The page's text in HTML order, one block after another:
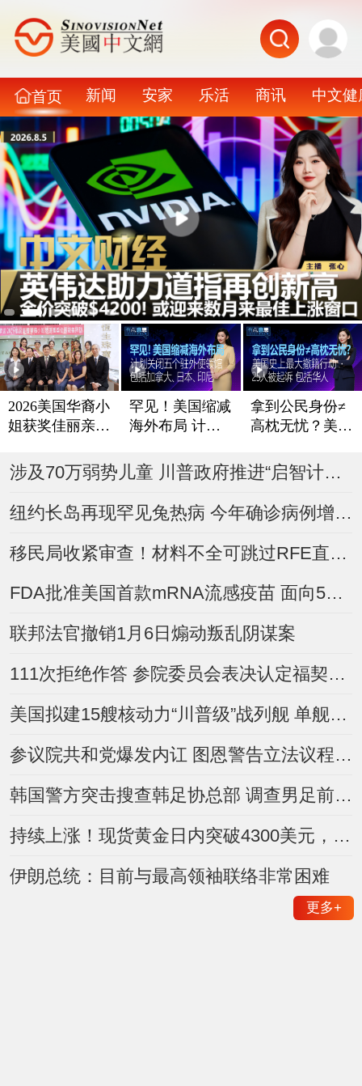
首页 新闻 安家 乐活 商讯 中文健
2026美国华裔小
姐获奖佳丽亲善
宝
罕见！美国缩减
海外布局 计划
领馆 包括加拿
大、日本、印尼
拿到公民身份≠
高枕无忧？美国
动 25人被起诉
包括华人
涉及70万弱势儿童 川普政府推进“启智计划”改革
纽约长岛再现罕见兔热病 今年确诊病例增至4例
移民局收紧审查！材料不全可跳过RFE直接拒批
FDA批准美国首款mRNA流感疫苗 面向50岁以上人群
联邦法官撤销1月6日煽动叛乱阴谋案
111次拒绝作答 参院委员会表决认定福契藐视国会
美国拟建15艘核动力“川普级”战列舰 单舰平均造价180亿美元
参议院共和党爆发内讧 图恩警告立法议程恐遭灾难
韩国警方突击搜查韩足协总部 调查男足前主帅任命是否违规
持续上涨！现货黄金日内突破4300美元，贵金属板块走高
伊朗总统：目前与最高领袖联络非常困难
更多+